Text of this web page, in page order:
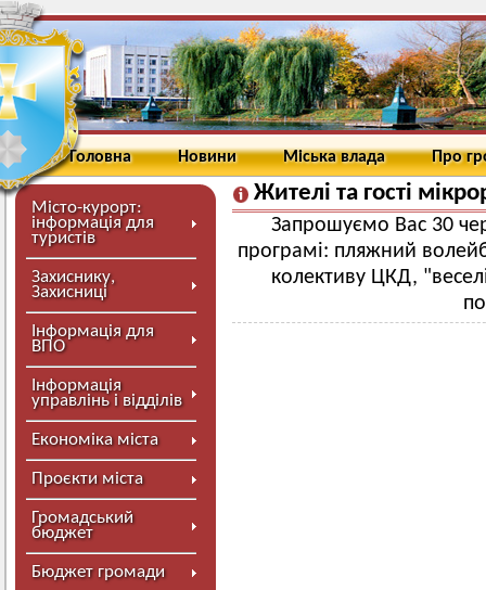
Головна Новини Міська влада Про
Місто-курорт:
інформація для
туристів
Захиснику,
Захисниці
Інформація для
ВПО
Інформація
управлінь і відділів
Економіка міста
Проєкти міста
Громадський
бюджет
Бюджет громади
Жителі та гості
Запрошуємо Вас 30
програмі: пляжний
колективу ЦКД,